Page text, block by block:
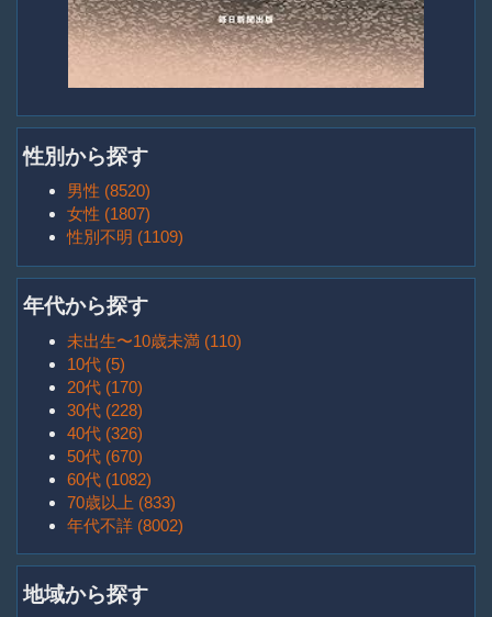
性別から探す
男性 (8520)
女性 (1807)
性別不明 (1109)
年代から探す
未出生〜10歳未満 (110)
10代 (5)
20代 (170)
30代 (228)
40代 (326)
50代 (670)
60代 (1082)
70歳以上 (833)
年代不詳 (8002)
地域から探す